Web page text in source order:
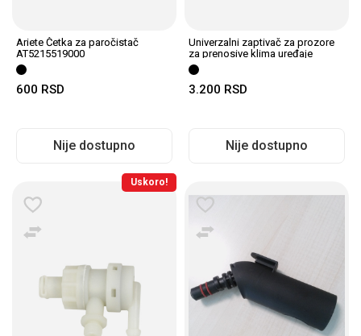
Ariete Četka za paročistač
AT5215519000
600 RSD
Nije dostupno
Univerzalni zaptivač za prozore
za prenosive klima uređaje
DLSA012
3.200 RSD
Nije dostupno
Uskoro!